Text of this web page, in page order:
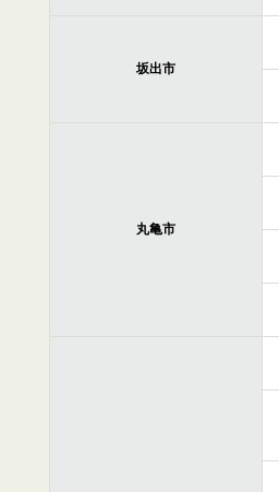
坂出市
丸亀市